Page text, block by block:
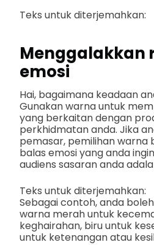
Teks untuk diterjemahkan:
Menggalakkan
emosi
Hai, bagaimana keadaan
Gunakan warna untuk
yang berkaitan dengan
perkhidmatan anda. Jika
pemasar, pemilihan warna
balas emosi yang anda
audiens sasaran anda
Teks untuk diterjemahkan:
Sebagai contoh, anda
warna merah untuk
keghairahan, biru untuk
untuk ketenangan atau